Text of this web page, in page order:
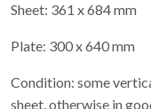
Sheet: 361 x 684 mm
Plate: 300 x 640 mm
Condition: some
sheet, otherwise in